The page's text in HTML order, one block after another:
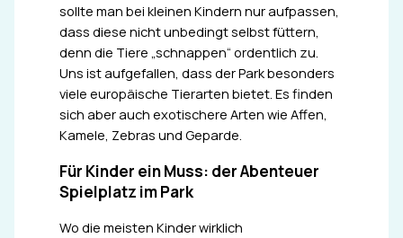
sollte man bei kleinen Kindern nur aufpassen,
dass diese nicht unbedingt selbst füttern,
denn die Tiere „schnappen“ ordentlich zu.
Uns ist aufgefallen, dass der Park besonders
viele europäische Tierarten bietet. Es finden
sich aber auch exotischere Arten wie Affen,
Kamele, Zebras und Geparde.
Für Kinder ein Muss: der Abenteuer
Spielplatz im Park
Wo die meisten Kinder wirklich